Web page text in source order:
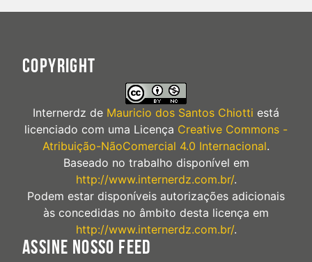
COPYRIGHT
Internerdz de Mauricio dos Santos Chiotti está
licenciado com uma Licença Creative Commons -
Atribuição-NãoComercial 4.0 Internacional.
Baseado no trabalho disponível em
http://www.internerdz.com.br/.
Podem estar disponíveis autorizações adicionais
às concedidas no âmbito desta licença em
http://www.internerdz.com.br/.
ASSINE NOSSO FEED